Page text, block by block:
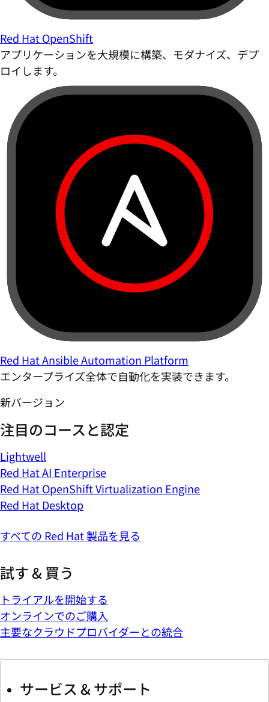
Red Hat OpenShift
アプリケーションを大規模に構築、モダナイズ、デプ
ロイします。
Red Hat Ansible Automation Platform
エンタープライズ全体で自動化を実装できます。
新バージョン
注目のコースと認定
Lightwell
Red Hat AI Enterprise
Red Hat OpenShift Virtualization Engine
Red Hat Desktop
すべての Red Hat 製品を見る
試す & 買う
トライアルを開始する
オンラインでのご購入
主要なクラウドプロバイダーとの統合
サービス & サポート